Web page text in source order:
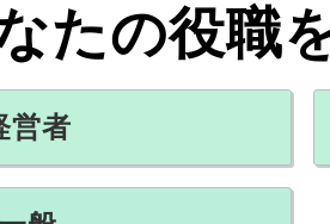
なら児童相談所へ通告を
労省
たの役職
営者